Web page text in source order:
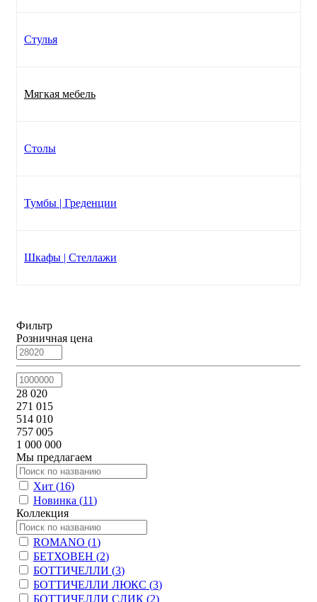
Стулья
Мягкая мебель
Столы
Тумбы | Греденции
Шкафы | Стеллажи
Фильтр
Розничная цена
28 020
271 015
514 010
757 005
1 000 000
Мы предлагаем
Хит (16)
Новинка (11)
Коллекция
ROMANO (1)
БЕТХОВЕН (2)
БОТТИЧЕЛЛИ (3)
БОТТИЧЕЛЛИ ЛЮКС (3)
БОТТИЧЕЛЛИ СЛИК (2)